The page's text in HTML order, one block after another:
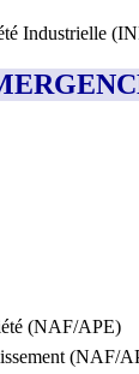
Industrielle
(NAF/APE)
(NAF/